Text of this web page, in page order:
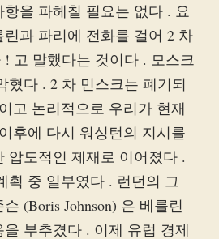
을 파헤칠 필요는 없다 . 요
과 파리에 전화를 걸어 2 차
고 말했다는 것이다 . 모스크
혔다 . 2 차 민스크는 폐기되
고 논리적으로 우리가 현재
후에 다시 워싱턴의 지시를
압도적인 제재로 이어졌다 .
획 중 일부였다 . 런던의 그
(Boris Johnson) 은 베를린
부추겼다 . 이제 유럽 경제